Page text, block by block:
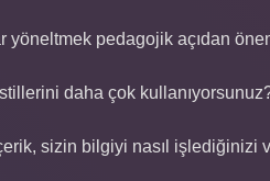
yöneltmek pedagojik açıdan
daha çok
sizin bilgiyi nasıl işlediğinizi